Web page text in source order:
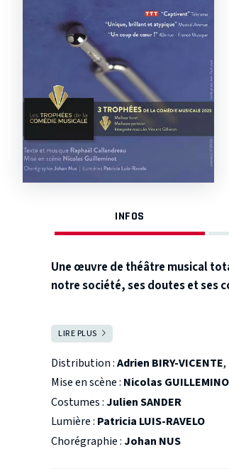
INFOS
Une œuvre de théâtre musical
notre société, ses doutes et ses
Alban, trentenaire célibataire
existentielle. Une soirée arrosée,
pour son « pays des merveilles »
Le Saviez-vous ?
La pièce s'est vue décerner 3
- Meilleur livret pour Raphaël
- Meilleure partition pour Raphaël
LIRE PLUS
Distribution :Adrien BIRY-VICENTE,
Mise en scène : Nicolas
Costumes :Julien SANDER
Lumière : Patricia LUIS-RAVELO
Chorégraphie :Johan NUS